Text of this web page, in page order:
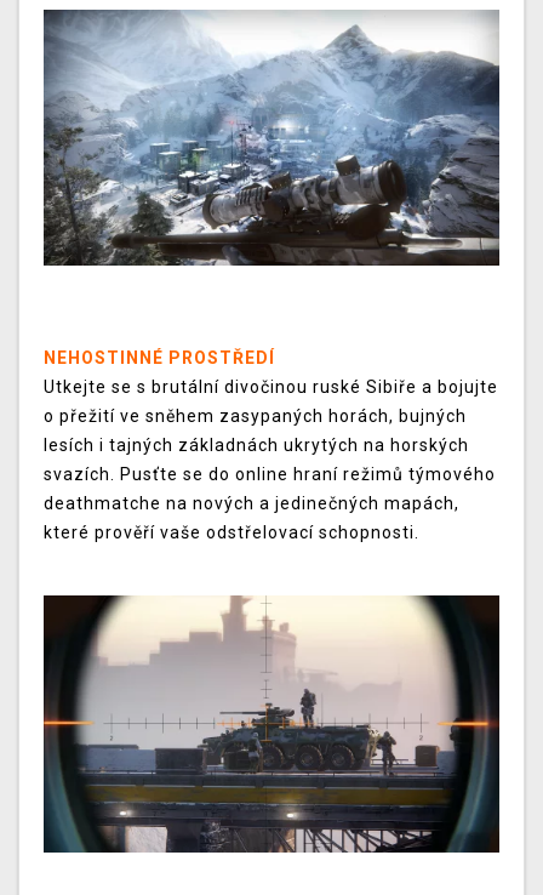
NEHOSTINNÉ PROSTŘEDÍ
Utkejte se s brutální divočinou ruské Sibiře a bojujte
o přežití ve sněhem zasypaných horách, bujných
lesích i tajných základnách ukrytých na horských
svazích. Pusťte se do online hraní režimů týmového
deathmatche na nových a jedinečných mapách,
které prověří vaše odstřelovací schopnosti.